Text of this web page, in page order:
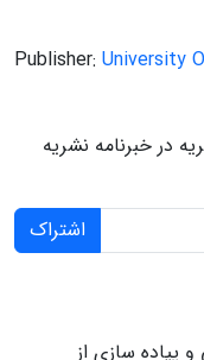
Publisher: University
در خبرنامه نشریه
اشتراک
پیاده سازی از